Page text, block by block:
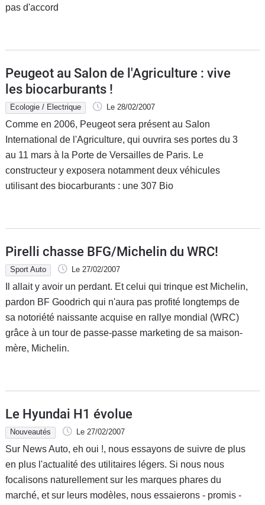
pas d'accord
Peugeot au Salon de l'Agriculture : vive
les biocarburants !
Ecologie / Electrique Le 28/02/2007
Comme en 2006, Peugeot sera présent au Salon
International de l'Agriculture, qui ouvrira ses portes du 3
au 11 mars à la Porte de Versailles de Paris. Le
constructeur y exposera notamment deux véhicules
utilisant des biocarburants : une 307 Bio
Pirelli chasse BFG/Michelin du WRC!
Sport Auto Le 27/02/2007
Il allait y avoir un perdant. Et celui qui trinque est Michelin,
pardon BF Goodrich qui n'aura pas profité longtemps de
sa notoriété naissante acquise en rallye mondial (WRC)
grâce à un tour de passe-passe marketing de sa maison-
mère, Michelin.
Le Hyundai H1 évolue
Nouveautés Le 27/02/2007
Sur News Auto, eh oui !, nous essayons de suivre de plus
en plus l'actualité des utilitaires légers. Si nous nous
focalisons naturellement sur les marques phares du
marché, et sur leurs modèles, nous essaierons - promis -